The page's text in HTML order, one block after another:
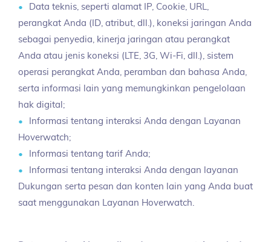
Data teknis, seperti alamat IP, Cookie, URL,
perangkat Anda (ID, atribut, dll.), koneksi jaringan Anda
sebagai penyedia, kinerja jaringan atau perangkat
Anda atau jenis koneksi (LTE, 3G, Wi-Fi, dll.), sistem
operasi perangkat Anda, peramban dan bahasa Anda,
serta informasi lain yang memungkinkan pengelolaan
hak digital;
Informasi tentang interaksi Anda dengan Layanan
Hoverwatch;
Informasi tentang tarif Anda;
Informasi tentang interaksi Anda dengan layanan
Dukungan serta pesan dan konten lain yang Anda buat
saat menggunakan Layanan Hoverwatch.